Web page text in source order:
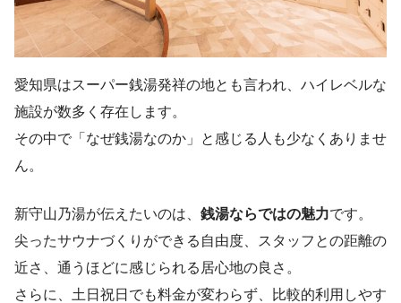
愛知県はスーパー銭湯発祥の地とも言われ、ハイレベルな
施設が数多く存在します。
その中で「なぜ銭湯なのか」と感じる人も少なくありませ
ん。
新守山乃湯が伝えたいのは、 銭湯ならではの魅力です。
尖ったサウナづくりができる自由度、スタッフとの距離の
近さ、通うほどに感じられる居心地の良さ。
さらに、土日祝日でも料金が変わらず、比較的利用しやす